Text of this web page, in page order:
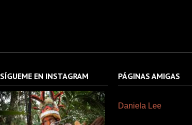
SÍGUEME EN INSTAGRAM PÁGINAS AMIGAS
Daniela Lee